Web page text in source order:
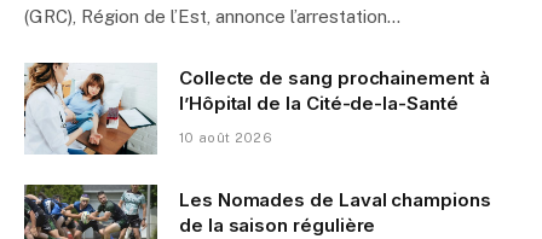
(GRC), Région de l’Est, annonce l’arrestation…
Collecte de sang prochainement à
l’Hôpital de la Cité-de-la-Santé
10 août 2026
Les Nomades de Laval champions
de la saison régulière